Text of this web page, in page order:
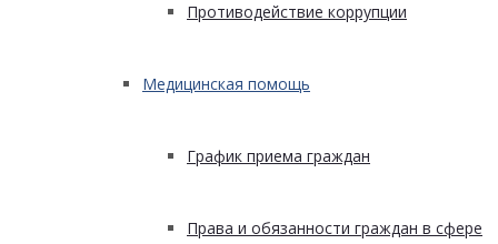
Противодействие коррупции
Медицинская помощь
График приема граждан
Права и обязанности граждан в сфере